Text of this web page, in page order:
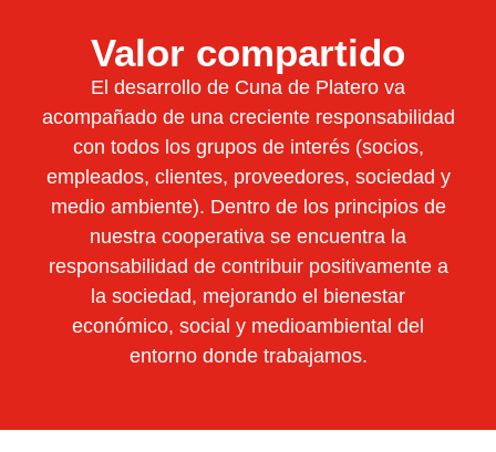
Valor compartido
El desarrollo de Cuna de Platero va
acompañado de una creciente responsabilidad
con todos los grupos de interés (socios,
empleados, clientes, proveedores, sociedad y
medio ambiente). Dentro de los principios de
nuestra cooperativa se encuentra la
responsabilidad de contribuir positivamente a
la sociedad, mejorando el bienestar
económico, social y medioambiental del
entorno donde trabajamos.